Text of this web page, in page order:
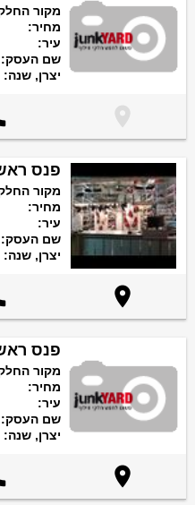
מקור
מחיר:
עיר:
שם העסק:
יצרן, שנה:

פנס
מקור
מחיר:
עיר:
שם העסק:
יצרן, שנה:

פנס
מקור
מחיר:
עיר:
שם העסק:
יצרן, שנה:
